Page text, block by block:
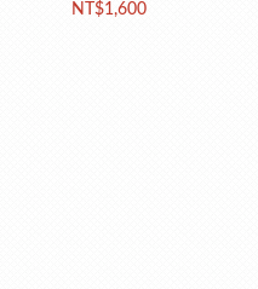
NT$1,600